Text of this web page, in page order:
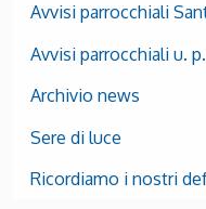
Avvisi parrocchiali
Avvisi parrocchiali u.
Archivio news
Sere di luce
Ricordiamo i nostri